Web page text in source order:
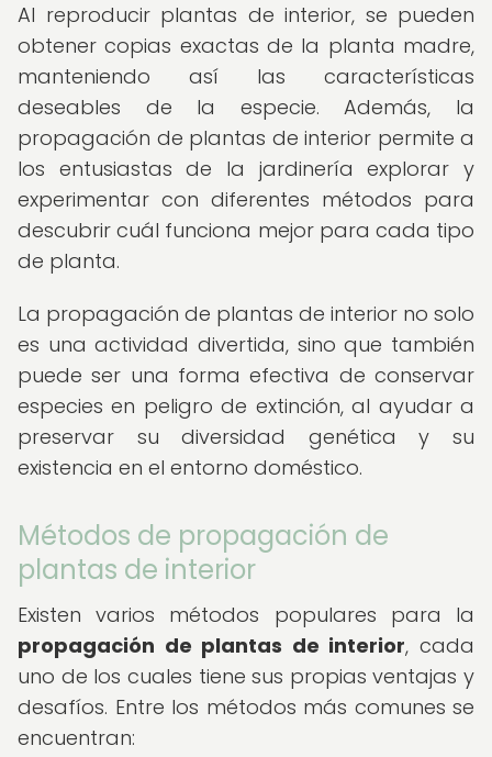
Al reproducir plantas de interior, se pueden
obtener copias exactas de la planta madre,
manteniendo así las características
deseables de la especie. Además, la
propagación de plantas de interior permite a
los entusiastas de la jardinería explorar y
experimentar con diferentes métodos para
descubrir cuál funciona mejor para cada tipo
de planta.
La propagación de plantas de interior no solo
es una actividad divertida, sino que también
puede ser una forma efectiva de conservar
especies en peligro de extinción, al ayudar a
preservar su diversidad genética y su
existencia en el entorno doméstico.
Métodos de propagación de
plantas de interior
Existen varios métodos populares para la
propagación de plantas de interior, cada
uno de los cuales tiene sus propias ventajas y
desafíos. Entre los métodos más comunes se
encuentran: